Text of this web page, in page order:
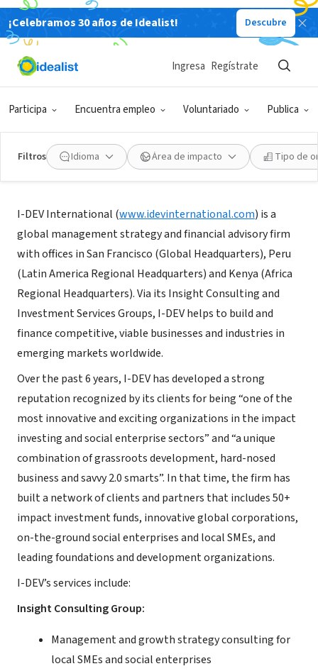
¡Celebramos 30 años de Idealist! Descubre
Participa Encuentra empleo Voluntariado Publica
Ingresa Regístrate
Filtros Idioma Área de impacto Tipo de
ORGANIZACIÓN SIN FIN DE LUCRO
I-DEV International
Acerca de
I-DEV International (www.idevinternational.com) is a
global management strategy and financial advisory firm
with offices in San Francisco (Global Headquarters), Peru
(Latin America Regional Headquarters) and Kenya (Africa
Regional Headquarters). Via its Insight Consulting and
Investment Services Groups, I-DEV helps to build and
finance competitive, viable businesses and industries in
emerging markets worldwide.
Over the past 6 years, I-DEV has developed a strong
reputation recognized by its clients for being “one of the
most innovative and exciting organizations in the impact
investing and social enterprise sectors” and “a unique
combination of grassroots development, hard-nosed
business and savvy 2.0 smarts”. In that time, the firm has
built a network of clients and partners that includes 50+
impact investment funds, innovative global corporations,
on-the-ground social enterprises and local SMEs, and
leading foundations and development organizations.
I-DEV’s services include:
Insight Consulting Group:
Management and growth strategy consulting for
local SMEs and social enterprises